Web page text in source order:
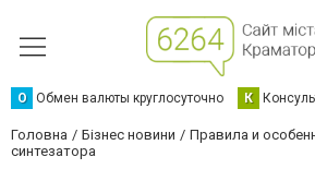
О Обмен валюты круглосуточно К
Головна Бізнес новини
Правила и
синтезатора